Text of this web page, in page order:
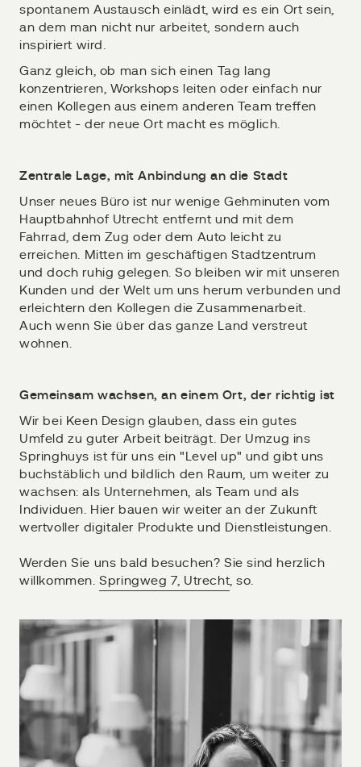
spontanem Austausch einlädt, wird es ein Ort sein,
an dem man nicht nur arbeitet, sondern auch
inspiriert wird.
Ganz gleich, ob man sich einen Tag lang
konzentrieren, Workshops leiten oder einfach nur
einen Kollegen aus einem anderen Team treffen
möchtet - der neue Ort macht es möglich.
Zentrale Lage, mit Anbindung an die Stadt
Unser neues Büro ist nur wenige Gehminuten vom
Hauptbahnhof Utrecht entfernt und mit dem
Fahrrad, dem Zug oder dem Auto leicht zu
erreichen. Mitten im geschäftigen Stadtzentrum
und doch ruhig gelegen. So bleiben wir mit unseren
Kunden und der Welt um uns herum verbunden und
erleichtern den Kollegen die Zusammenarbeit.
Auch wenn Sie über das ganze Land verstreut
wohnen.
Gemeinsam wachsen, an einem Ort, der richtig ist
Wir bei Keen Design glauben, dass ein gutes
Umfeld zu guter Arbeit beiträgt. Der Umzug ins
Springhuys ist für uns ein "Level up" und gibt uns
buchstäblich und bildlich den Raum, um weiter zu
wachsen: als Unternehmen, als Team und als
Individuen. Hier bauen wir weiter an der Zukunft
wertvoller digitaler Produkte und Dienstleistungen.
Werden Sie uns bald besuchen? Sie sind herzlich
willkommen.Springweg 7, Utrecht , so.